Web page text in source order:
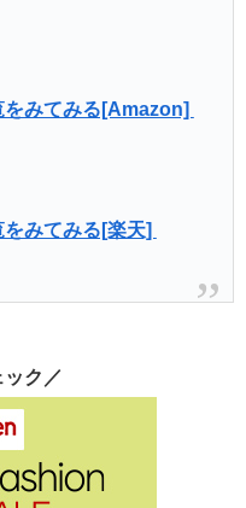
みてみる[Amazon]
みてみる[楽天]
ク／